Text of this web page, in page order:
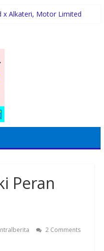
x Alkateri, Motor Limited
Jadi Nyata, Raih BIB
81, Rico Waas :
Masyarakat Lewat
Gotong Royong Bersihkan
Tebal
Sumbagut Sabet 7
Nyata Kontribusi
Peran
2 Comments